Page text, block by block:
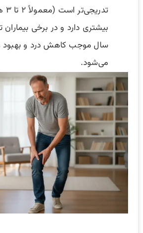
سال موجب کاهش درد و بهبود
می‌شود.